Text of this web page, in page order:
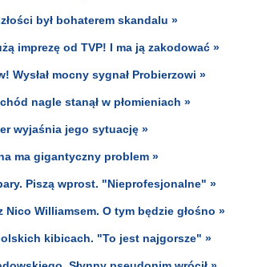
był bohaterem skandalu »
imprezę od TVP! I ma ją zakodować »
Wysłał mocny sygnał Probierzowi »
nagle stanął w płomieniach »
wyjaśnia jego sytuację »
ma gigantyczny problem »
Piszą wprost. "Nieprofesjonalne" »
Nico Williamsem. O tym będzie głośno »
kibicach. "To jest najgorsze" »